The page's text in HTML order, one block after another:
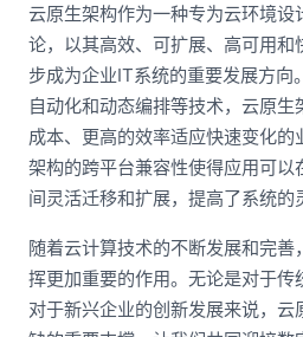
云原生架构作为一种专为云环境设
论，以其高效、可扩展、高可用和
步成为企业IT系统的重要发展方向
自动化和动态编排等技术，云原
成本、更高的效率适应快速变化的
架构的跨平台兼容性使得应用可以
间灵活迁移和扩展，提高了系统的
随着云计算技术的不断发展和完
挥更加重要的作用。无论是对于传
对于新兴企业的创新发展来说，